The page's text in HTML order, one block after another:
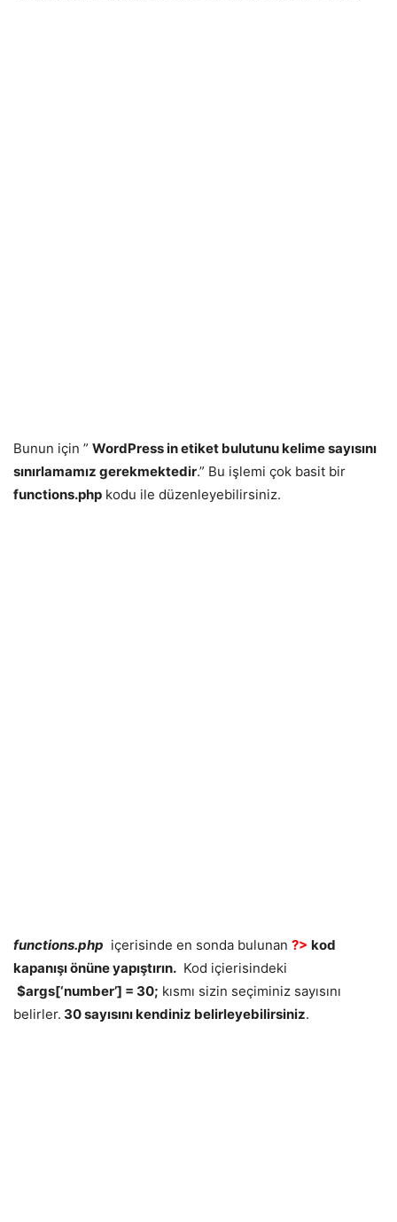
Bunun için ” WordPress in etiket bulutunu kelime sayısını
sınırlamamız gerekmektedir.” Bu işlemi çok basit bir
functions.php kodu ile düzenleyebilirsiniz.
functions.php içerisinde en sonda bulunan ?> kod
kapanışı önüne yapıştırın. Kod içierisindeki
$args[‘number’] = 30; kısmı sizin seçiminiz sayısını
belirler. 30 sayısını kendiniz belirleyebilirsiniz.